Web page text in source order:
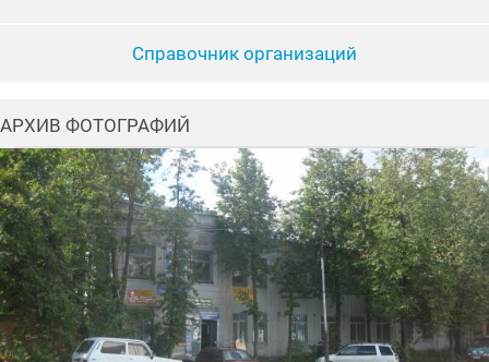
Справочник организаций
АРХИВ ФОТОГРАФИЙ